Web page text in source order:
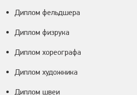
Диплом фельдшера
Диплом физрука
Диплом хореографа
Диплом художника
Диплом швеи